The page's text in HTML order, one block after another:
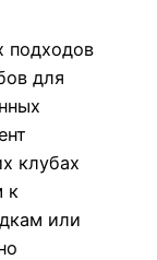
подходов
для
клубах
к
или